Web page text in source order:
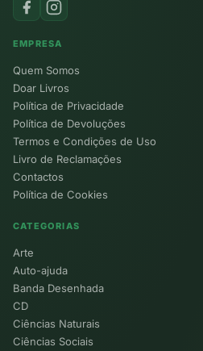
EMPRESA
Quem Somos
Doar Livros
Política de Privacidade
Política de Devoluções
Termos e Condições de Uso
Livro de Reclamações
Contactos
Política de Cookies
CATEGORIAS
Arte
Auto-ajuda
Banda Desenhada
CD
Ciências Naturais
Ciências Sociais